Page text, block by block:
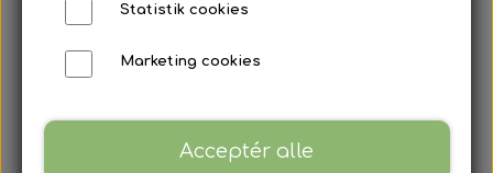
Statistik cookies
Marketing cookies
Acceptér alle